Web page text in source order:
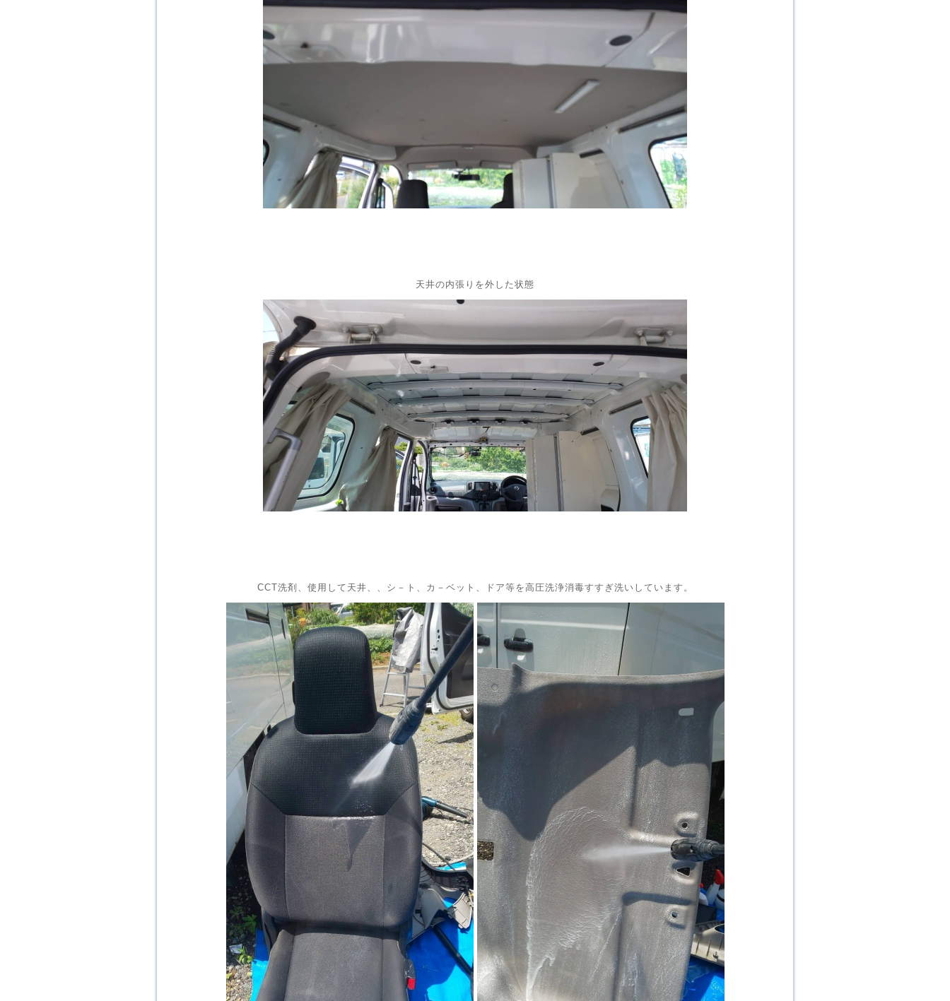
天井の内張りを外した状態
CCT洗剤、使用して天井、、シ－ト、カ－ベット、ドア等を高圧洗浄消毒すすぎ洗いしています。